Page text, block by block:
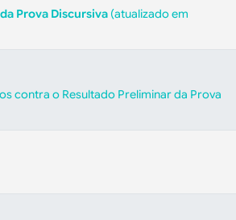
Prova Discursiva (atualizado em
contra o Resultado Preliminar da Prova